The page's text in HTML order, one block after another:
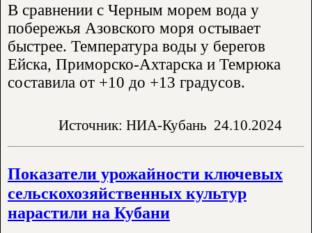
В сравнении с Черным морем вода у
побережья Азовского моря остывает
быстрее. Температура воды у берегов
Ейска, Приморско-Ахтарска и Темрюка
составила от +10 до +13 градусов.
Источник: НИА-Кубань 24.10.2024
Показатели урожайности ключевых
сельскохозяйственных культур
нарастили на Кубани